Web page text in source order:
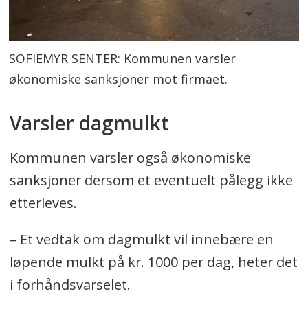
SOFIEMYR SENTER: Kommunen varsler
økonomiske sanksjoner mot firmaet.
Varsler dagmulkt
Kommunen varsler også økonomiske
sanksjoner dersom et eventuelt pålegg ikke
etterleves.
– Et vedtak om dagmulkt vil innebære en
løpende mulkt på kr. 1000 per dag, heter det
i forhåndsvarselet.